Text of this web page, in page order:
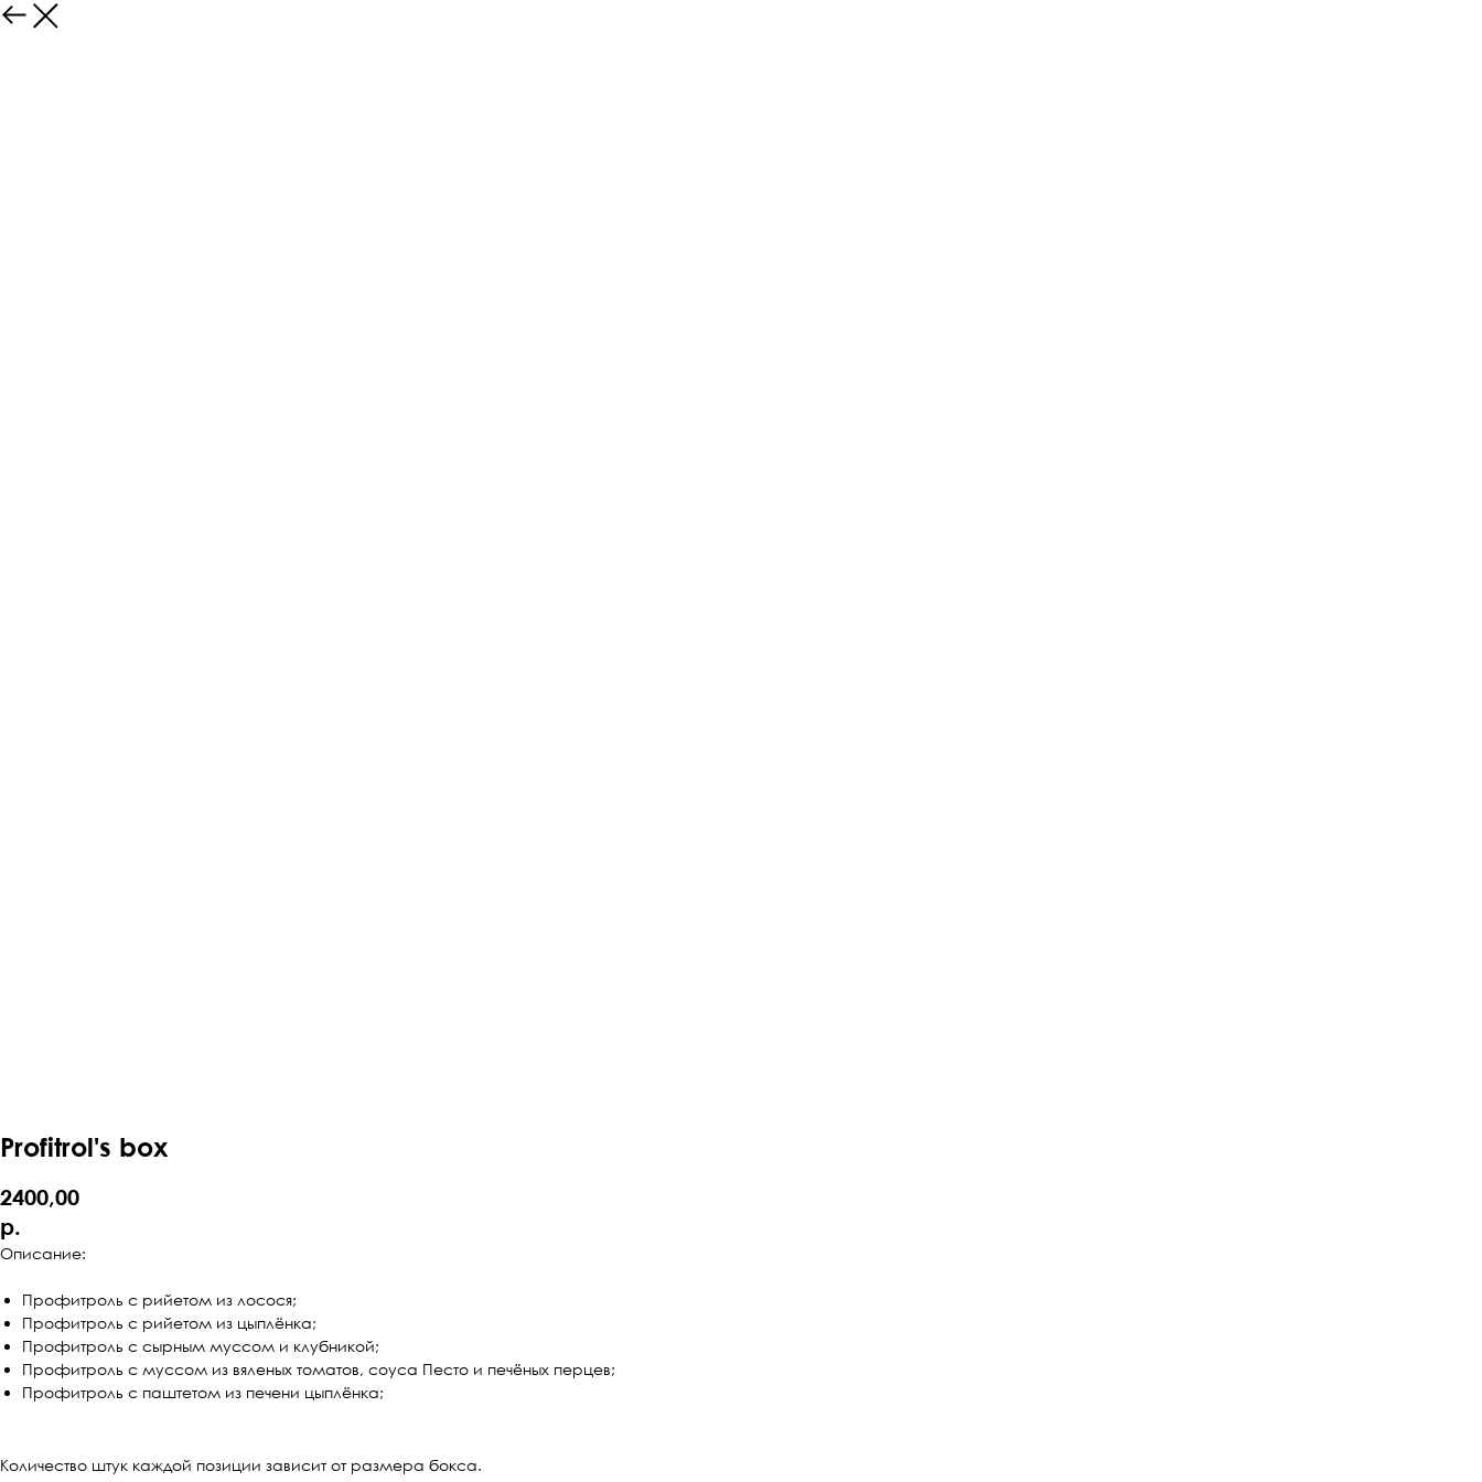
Profitrol's box
2400,00
р.
Описание:
Профитроль с рийетом из лосося;
Профитроль с рийетом из цыплёнка;
Профитроль с сырным муссом и клубникой;
Профитроль с муссом из вяленых томатов, соуса Песто и печёных перцев;
Профитроль с паштетом из печени цыплёнка;
Количество штук каждой позиции зависит от размера бокса.